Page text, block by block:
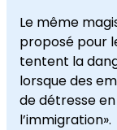
Le même
proposé pour
tentent la
lorsque des
de détresse
l’immigration».